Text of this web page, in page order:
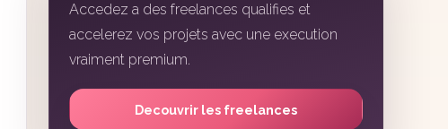
Accedez a des freelances qualifies et
accelerez vos projets avec une execution
vraiment premium.
Decouvrir les freelances